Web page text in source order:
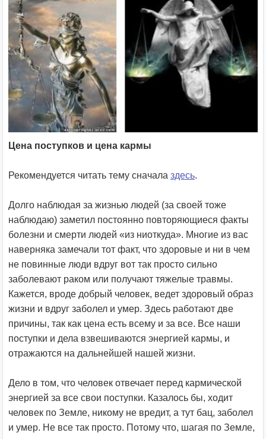
Цена поступков и цена кармы
Рекомендуется читать тему сначала здесь.
Долго наблюдая за жизнью людей (за своей тоже
наблюдаю) заметил постоянно повторяющиеся факты
болезни и смерти людей «из ниоткуда». Многие из вас
наверняка замечали тот факт, что здоровые и ни в чем
не повинные люди вдруг вот так просто сильно
заболевают раком или получают тяжелые травмы.
Кажется, вроде добрый человек, ведет здоровый образ
жизни и вдруг заболел и умер. Здесь работают две
причины, так как цена есть всему и за все. Все наши
поступки и дела взвешиваются энергией кармы, и
отражаются на дальнейшей нашей жизни.
Дело в том, что человек отвечает перед кармической
энергией за все свои поступки. Казалось бы, ходит
человек по Земле, никому не вредит, а тут бац, заболел
и умер. Не все так просто. Потому что, шагая по Земле,